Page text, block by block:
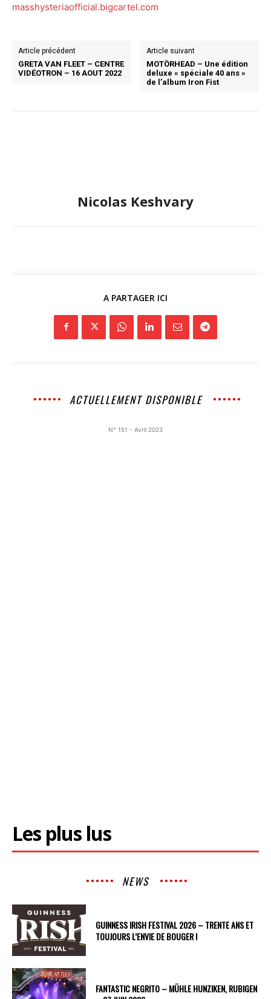
masshysteriaofficial.bigcartel.com
Article précédent
GRETA VAN FLEET – CENTRE
VIDÉOTRON – 16 AOUT 2022
Article suivant
MOTÖRHEAD – Une édition
deluxe « spéciale 40 ans »
de l’album Iron Fist
Nicolas Keshvary
A PARTAGER ICI
ACTUELLEMENT DISPONIBLE
N° 151 - Avril 2023
Les plus lus
NEWS
GUINNESS IRISH FESTIVAL 2026 – TRENTE ANS ET
TOUJOURS L’ENVIE DE BOUGER !
FANTASTIC NEGRITO – MÜHLE HUNZIKEN, RUBIGEN